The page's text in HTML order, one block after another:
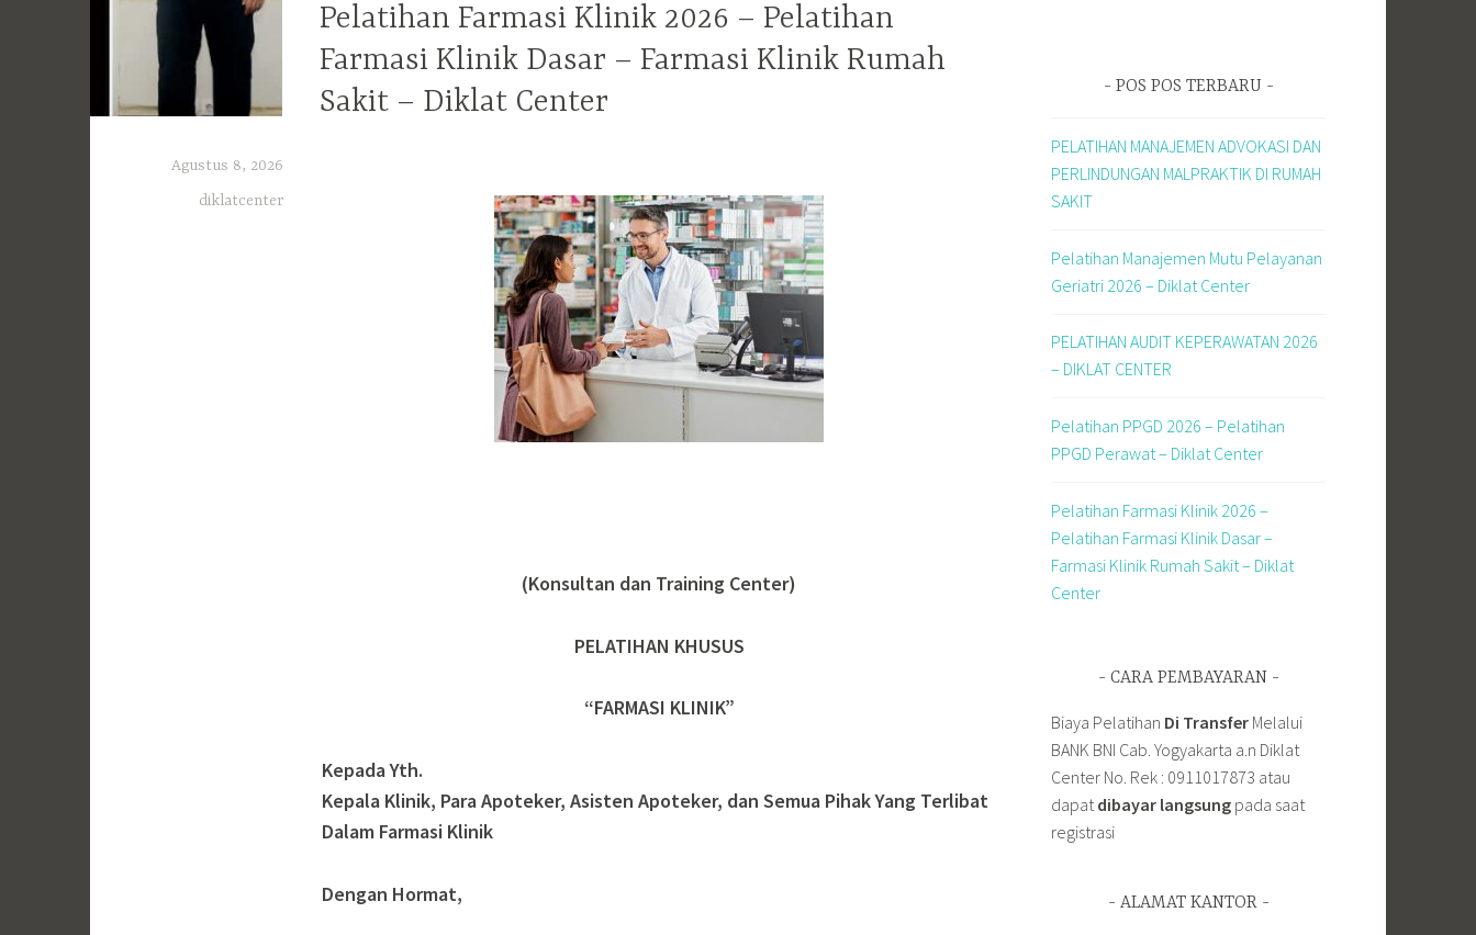
Pelatihan Farmasi Klinik 2026 – Pelatihan
Farmasi Klinik Dasar – Farmasi Klinik Rumah
Sakit – Diklat Center
Agustus 8, 2026
diklatcenter
(Konsultan dan Training Center)
PELATIHAN KHUSUS
“FARMASI KLINIK”
Kepada Yth.
Kepala Klinik, Para Apoteker, Asisten Apoteker, dan Semua Pihak Yang Terlibat
Dalam Farmasi Klinik
Dengan Hormat,
POS POS TERBARU
PELATIHAN MANAJEMEN ADVOKASI DAN
PERLINDUNGAN MALPRAKTIK DI RUMAH
SAKIT
Pelatihan Manajemen Mutu Pelayanan
Geriatri 2026 – Diklat Center
PELATIHAN AUDIT KEPERAWATAN 2026
– DIKLAT CENTER
Pelatihan PPGD 2026 – Pelatihan
PPGD Perawat – Diklat Center
Pelatihan Farmasi Klinik 2026 –
Pelatihan Farmasi Klinik Dasar –
Farmasi Klinik Rumah Sakit – Diklat
Center
CARA PEMBAYARAN
Biaya Pelatihan Di Transfer Melalui
BANK BNI Cab. Yogyakarta a.n Diklat
Center No. Rek : 0911017873 atau
dapatdibayar langsung pada saat
registrasi
ALAMAT KANTOR